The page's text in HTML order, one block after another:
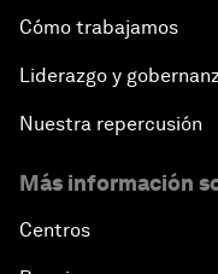
Cómo trabajamos
Liderazgo y
Nuestra repercusión
Más información
Centros